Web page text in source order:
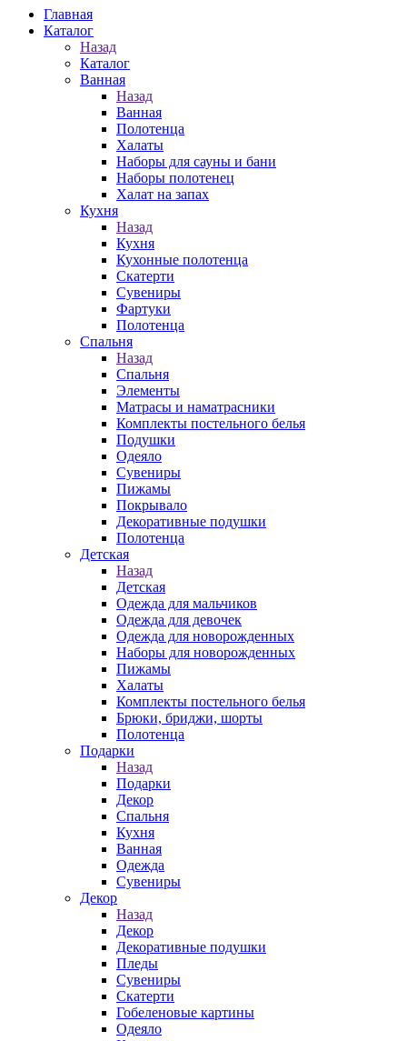
Главная
Каталог
Назад
Каталог
Ванная
Назад
Ванная
Полотенца
Халаты
Наборы для сауны и бани
Наборы полотенец
Халат на запах
Кухня
Назад
Кухня
Кухонные полотенца
Скатерти
Сувениры
Фартуки
Полотенца
Спальня
Назад
Спальня
Элементы
Матрасы и наматрасники
Комплекты постельного белья
Подушки
Одеяло
Сувениры
Пижамы
Покрывало
Декоративные подушки
Полотенца
Детская
Назад
Детская
Одежда для мальчиков
Одежда для девочек
Одежда для новорожденных
Наборы для новорожденных
Пижамы
Халаты
Комплекты постельного белья
Брюки, бриджи, шорты
Полотенца
Подарки
Назад
Подарки
Декор
Спальня
Кухня
Ванная
Одежда
Сувениры
Декор
Назад
Декор
Декоративные подушки
Пледы
Сувениры
Скатерти
Гобеленовые картины
Одеяло